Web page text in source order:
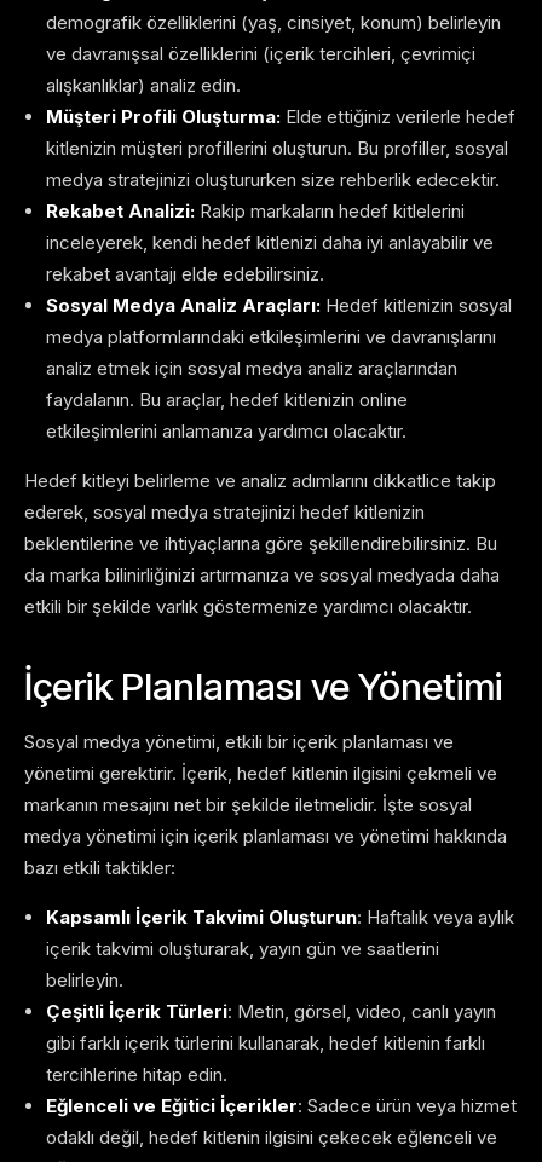
demografik özelliklerini (yaş, cinsiyet, konum) belirleyin
ve davranışsal özelliklerini (içerik tercihleri, çevrimiçi
alışkanlıklar) analiz edin.
Müşteri Profili Oluşturma: Elde ettiğiniz verilerle hedef
kitlenizin müşteri profillerini oluşturun. Bu profiller, sosyal
medya stratejinizi oluştururken size rehberlik edecektir.
Rekabet Analizi: Rakip markaların hedef kitlelerini
inceleyerek, kendi hedef kitlenizi daha iyi anlayabilir ve
rekabet avantajı elde edebilirsiniz.
Sosyal Medya Analiz Araçları: Hedef kitlenizin sosyal
medya platformlarındaki etkileşimlerini ve davranışlarını
analiz etmek için sosyal medya analiz araçlarından
faydalanın. Bu araçlar, hedef kitlenizin online
etkileşimlerini anlamanıza yardımcı olacaktır.
Hedef kitleyi belirleme ve analiz adımlarını dikkatlice takip
ederek, sosyal medya stratejinizi hedef kitlenizin
beklentilerine ve ihtiyaçlarına göre şekillendirebilirsiniz. Bu
da marka bilinirliğinizi artırmanıza ve sosyal medyada daha
etkili bir şekilde varlık göstermenize yardımcı olacaktır.
İçerik Planlaması ve Yönetimi
Sosyal medya yönetimi, etkili bir içerik planlaması ve
yönetimi gerektirir. İçerik, hedef kitlenin ilgisini çekmeli ve
markanın mesajını net bir şekilde iletmelidir. İşte sosyal
medya yönetimi için içerik planlaması ve yönetimi hakkında
bazı etkili taktikler:
Kapsamlı İçerik Takvimi Oluşturun: Haftalık veya aylık
içerik takvimi oluşturarak, yayın gün ve saatlerini
belirleyin.
Çeşitli İçerik Türleri: Metin, görsel, video, canlı yayın
gibi farklı içerik türlerini kullanarak, hedef kitlenin farklı
tercihlerine hitap edin.
Eğlenceli ve Eğitici İçerikler: Sadece ürün veya hizmet
odaklı değil, hedef kitlenin ilgisini çekecek eğlenceli ve